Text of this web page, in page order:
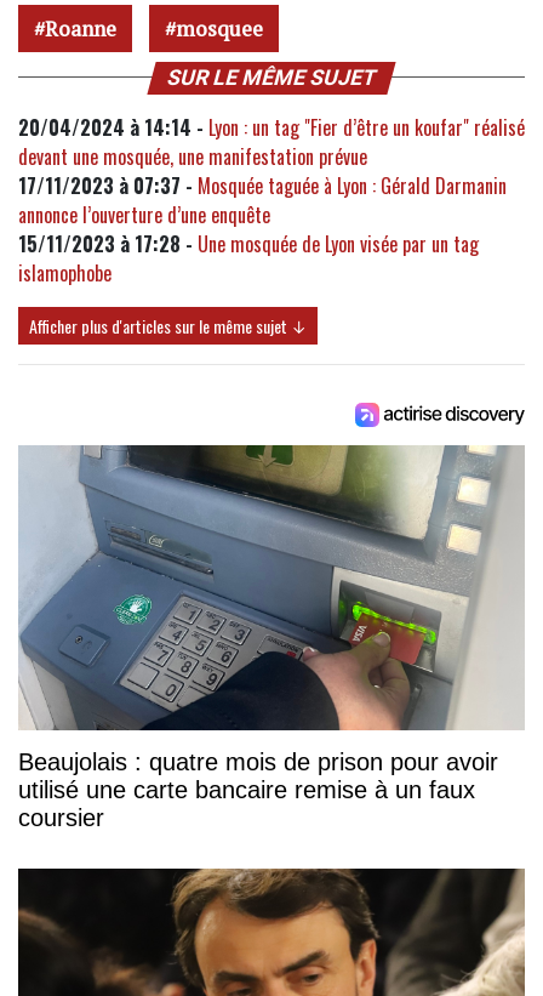
Roanne mosquee
SUR LE MÊME SUJET
20/04/2024 à 14:14 - Lyon : un tag "Fier d’être un koufar" réalisé
devant une mosquée, une manifestation prévue
17/11/2023 à 07:37 - Mosquée taguée à Lyon : Gérald Darmanin
annonce l’ouverture d’une enquête
15/11/2023 à 17:28 - Une mosquée de Lyon visée par un tag
islamophobe
Afficher plus d'articles sur le même sujet ↓
Beaujolais : quatre mois de prison pour avoir
utilisé une carte bancaire remise à un faux
coursier